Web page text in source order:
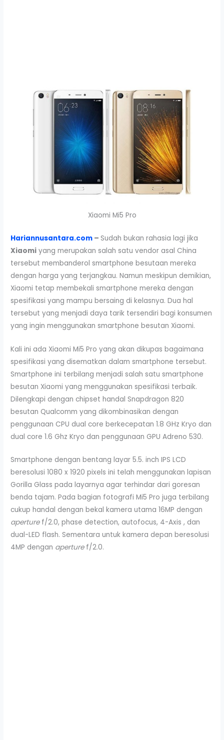
Xiaomi Mi5 Pro
Hariannusantara.com – Sudah bukan rahasia lagi jika
Xiaomi yang merupakan salah satu vendor asal China
tersebut membanderol smartphone besutaan mereka
dengan harga yang terjangkau. Namun meskipun demikian,
Xiaomi tetap membekali smartphone mereka dengan
spesifikasi yang mampu bersaing di kelasnya. Dua hal
tersebut yang menjadi daya tarik tersendiri bagi konsumen
yang ingin menggunakan smartphone besutan Xiaomi.
Kali ini ada Xiaomi Mi5 Pro yang akan dikupas bagaimana
spesifikasi yang disematkan dalam smartphone tersebut.
Smartphone ini terbilang menjadi salah satu smartphone
besutan Xiaomi yang menggunakan spesifikasi terbaik.
Dilengkapi dengan chipset handal Snapdragon 820
besutan Qualcomm yang dikombinasikan dengan
penggunaan CPU dual core berkecepatan 1.8 GHz Kryo dan
dual core 1.6 Ghz Kryo dan penggunaan GPU Adreno 530.
Smartphone dengan bentang layar 5.5. inch IPS LCD
beresolusi 1080 x 1920 pixels ini telah menggunakan lapisan
Gorilla Glass pada layarnya agar terhindar dari goresan
benda tajam. Pada bagian fotografi Mi5 Pro juga terbilang
cukup handal dengan bekal kamera utama 16MP dengan
aperturef/2.0, phase detection, autofocus, 4-Axis , dan
dual-LED flash. Sementara untuk kamera depan beresolusi
4MP dengan aperturef/2.0.